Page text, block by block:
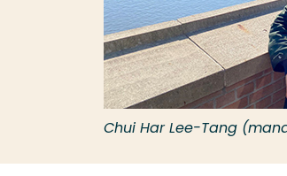
Chui Har Lee-Tang